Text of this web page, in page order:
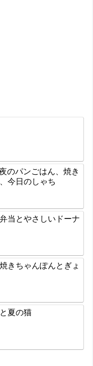
のパンごはん、焼き
今日のしゃち
当とやさしいドーナ
きちゃんぽんとぎょ
夏の猫